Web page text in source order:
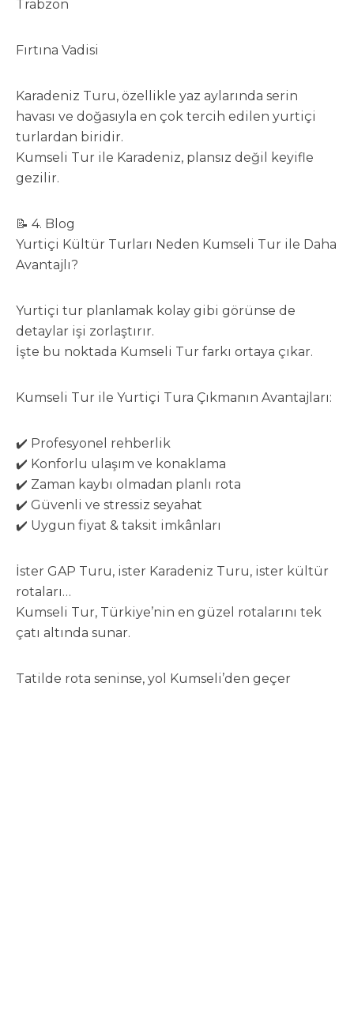
Trabzon
Fırtına Vadisi
Karadeniz Turu, özellikle yaz aylarında serin
havası ve doğasıyla en çok tercih edilen yurtiçi
turlardan biridir.
Kumseli Tur ile Karadeniz, plansız değil keyifle
gezilir.
📝 4. Blog
Yurtiçi Kültür Turları Neden Kumseli Tur ile Daha
Avantajlı?
Yurtiçi tur planlamak kolay gibi görünse de
detaylar işi zorlaştırır.
İşte bu noktada Kumseli Tur farkı ortaya çıkar.
Kumseli Tur ile Yurtiçi Tura Çıkmanın Avantajları:
✔️ Profesyonel rehberlik
✔️ Konforlu ulaşım ve konaklama
✔️ Zaman kaybı olmadan planlı rota
✔️ Güvenli ve stressiz seyahat
✔️ Uygun fiyat & taksit imkânları
İster GAP Turu, ister Karadeniz Turu, ister kültür
rotaları…
Kumseli Tur, Türkiye’nin en güzel rotalarını tek
çatı altında sunar.
Tatilde rota seninse, yol Kumseli’den geçer